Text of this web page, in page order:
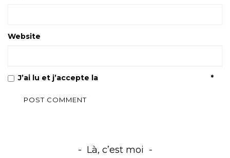
Website
J’ai lu et j’accepte la *
Là, c’est moi